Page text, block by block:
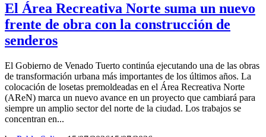
El Área Recreativa Norte suma un nuevo
frente de obra con la construcción de
senderos
El Gobierno de Venado Tuerto continúa ejecutando una de las obras
de transformación urbana más importantes de los últimos años. La
colocación de losetas premoldeadas en el Área Recreativa Norte
(AReN) marca un nuevo avance en un proyecto que cambiará para
siempre un amplio sector del norte de la ciudad. Los trabajos se
concentran en...